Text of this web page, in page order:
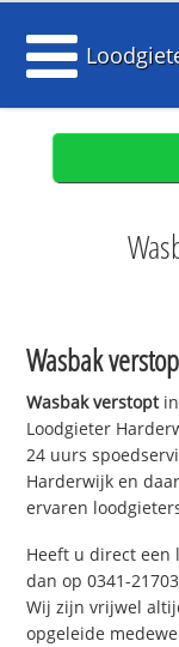
Wasbak
Wasbak verstoptin
Loodgieter
24 uurs
Harderwijk en
ervaren
Heeft u direct een
dan op 0341-
Wij zijn vrijwel
opgeleide